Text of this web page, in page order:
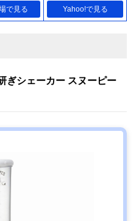
で見る Yahoo!で見る
シェーカー スヌーピー